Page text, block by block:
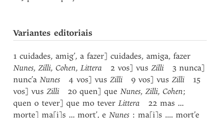
Variantes editoriais
1 cuidades, amig’, a fazer] cuidades, amiga, fazer
Nunes,Zilli,Cohen,Littera 2 vos] vusZilli3 nunca]
nunc’aNunes 4 vos] vusZilli9 vos] vusZilli15
vos] vusZilli20 quen] queNunes,Zilli,Cohen;
quen o tever] que mo teverLittera 22 mas ...
morte] ma[i]s ... mort’, eNunes : ma[i]s .... mort’e